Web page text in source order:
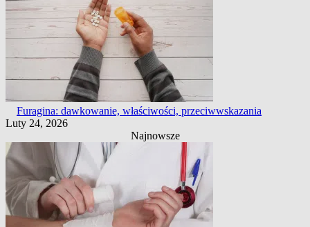
Furagina: dawkowanie, właściwości, przeciwwskazania
Luty 24, 2026
Najnowsze